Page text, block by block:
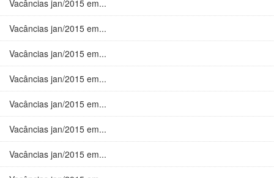
Vacâncias jan/2015 em...
Vacâncias jan/2015 em...
Vacâncias jan/2015 em...
Vacâncias jan/2015 em...
Vacâncias jan/2015 em...
Vacâncias jan/2015 em...
Vacâncias jan/2015 em...